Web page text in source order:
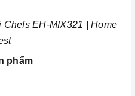
EH-MIX321 | Home
phẩm